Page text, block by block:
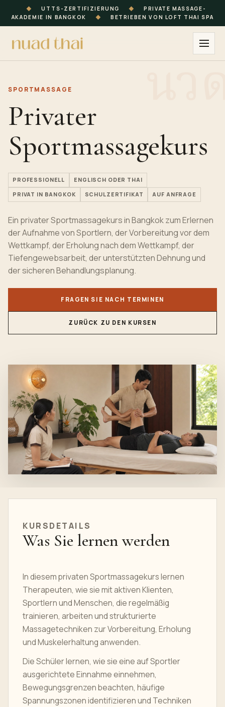
◆ UTTS-ZERTIFIZIERUNG ◆
PRIVATE MASSAGE-
AKADEMIE IN BANGKOK
◆ BETRIEBEN VON LOFT THAI SPA
SPORTMASSAGE
Privater
Sportmassagekurs
PROFESSIONELL ENGLISCH ODER THAI
PRIVAT IN BANGKOK SCHULZERTIFIKAT AUF ANFRAGE
Ein privater Sportmassagekurs in Bangkok zum Erlernen
der Aufnahme von Sportlern, der Vorbereitung vor dem
Wettkampf, der Erholung nach dem Wettkampf, der
Tiefengewebsarbeit, der unterstützten Dehnung und
der sicheren Behandlungsplanung.
FRAGEN SIE NACH TERMINEN
ZURÜCK ZU DEN KURSEN
KURSDETAILS
Was Sie lernen werden
In diesem privaten Sportmassagekurs lernen
Therapeuten, wie sie mit aktiven Klienten,
Sportlern und Menschen, die regelmäßig
trainieren, arbeiten und strukturierte
Massagetechniken zur Vorbereitung, Erholung
und Muskelerhaltung anwenden.
Die Schüler lernen, wie sie eine auf Sportler
ausgerichtete Einnahme einnehmen,
Bewegungsgrenzen beachten, häufige
Spannungszonen identifizieren und Techniken